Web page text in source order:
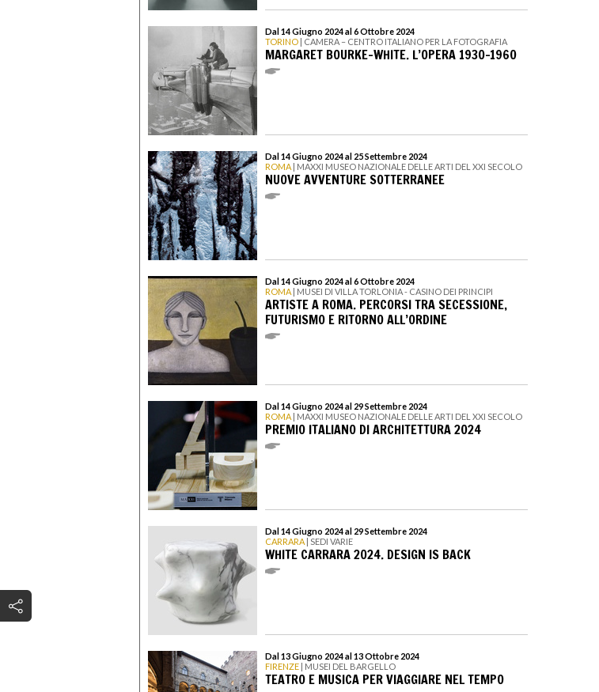
Dal 14 Giugno 2024 al 6 Ottobre 2024
TORINO | CAMERA – CENTRO ITALIANO PER LA FOTOGRAFIA
MARGARET BOURKE-WHITE. L’OPERA 1930-1960
Dal 14 Giugno 2024 al 25 Settembre 2024
ROMA | MAXXI MUSEO NAZIONALE DELLE ARTI DEL XXI SECOLO
NUOVE AVVENTURE SOTTERRANEE
Dal 14 Giugno 2024 al 6 Ottobre 2024
ROMA | MUSEI DI VILLA TORLONIA - CASINO DEI PRINCIPI
ARTISTE A ROMA. PERCORSI TRA SECESSIONE,
FUTURISMO E RITORNO ALL’ORDINE
Dal 14 Giugno 2024 al 29 Settembre 2024
ROMA | MAXXI MUSEO NAZIONALE DELLE ARTI DEL XXI SECOLO
PREMIO ITALIANO DI ARCHITETTURA 2024
Dal 14 Giugno 2024 al 29 Settembre 2024
CARRARA | SEDI VARIE
WHITE CARRARA 2024. DESIGN IS BACK
Dal 13 Giugno 2024 al 13 Ottobre 2024
FIRENZE | MUSEI DEL BARGELLO
TEATRO E MUSICA PER VIAGGIARE NEL TEMPO